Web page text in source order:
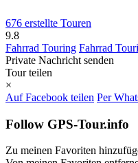
676 erstellte Touren
9.8
Fahrrad Touring Fahrrad
Private Nachricht senden
Tour teilen
×
Auf Facebook teilen Per
Follow GPS-Tour.info
Zu meinen Favoriten